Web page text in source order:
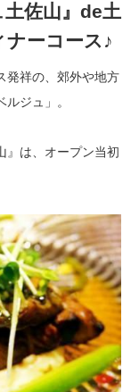
佐山』de土
ーコース♪
発祥の、郊外や地方
ジュ」。
』は、オープン当初